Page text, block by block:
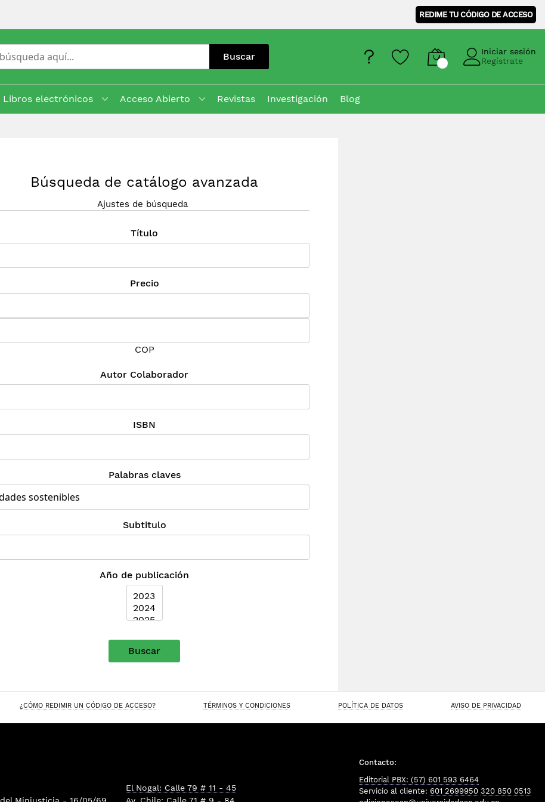
REDIME TU CÓDIGO DE ACCESO
Buscar
Iniciar sesión
Regístrate
Libros electrónicos Acceso Abierto Revistas Investigación
Blog
Búsqueda de catálogo avanzada
Ajustes de búsqueda
Título
Precio
COP
Autor Colaborador
ISBN
Palabras claves
Subtitulo
Año de publicación
Buscar
¿CÓMO REDIMIR UN CÓDIGO DE ACCESO? TÉRMINOS Y CONDICIONES POLÍTICA DE DATOS AVISO DE PRIVACIDAD
El Nogal: Calle 79 # 11 - 45
Contacto:
Editorial PBX: (57) 601 593 6464
Servicio al cliente: 601 2699950 320 850 0513